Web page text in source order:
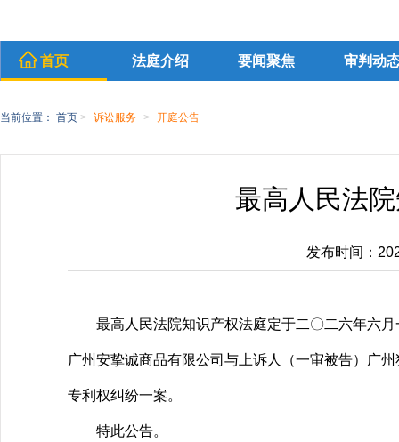
首页 法庭介绍 要闻聚焦 审判动
当前位置： 首页 > 诉讼服务 > 开庭公告
最高人民法
发布时间：
最高人民法院知识产权法庭定于二〇二六年六
广州安挚诚商品有限公司与上诉人（一审被告）广
专利权纠纷一案。
特此公告。